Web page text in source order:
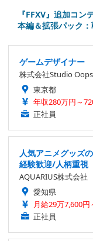
『FFXV』追加コン
本編＆拡張パック
ゲームデザイナー
株式会社Studio Oops
東京都
年収280万円～
正社員
人気アニメグッズ
経験歓迎/人柄重視
AQUARIUS株式会社
愛知県
月給29万7,600円
正社員